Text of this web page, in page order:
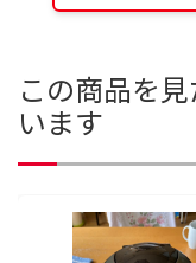
この商品を
います